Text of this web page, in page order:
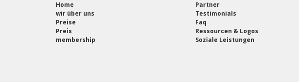
Home
wir über uns
Preise
Preis
membership
Partner
Testimonials
Faq
Ressourcen & Logos
Soziale Leistungen